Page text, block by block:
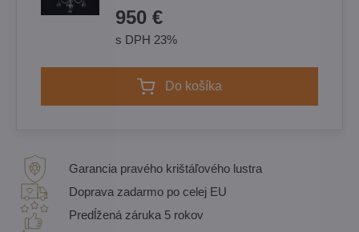
950 €
s DPH 23%
Do košíka
Garancia pravého krištáľového lustra
Doprava zadarmo po celej EU
Predĺžená záruka 5 rokov